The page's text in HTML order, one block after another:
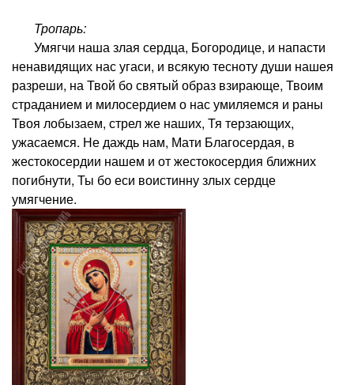
Тропарь:
Умягчи наша злая сердца, Богородице, и напасти
ненавидящих нас угаси, и всякую тесноту души нашея
разреши, на Твой бо святый образ взирающе, Твоим
страданием и милосердием о нас умиляемся и раны
Твоя лобызаем, стрел же наших, Тя терзающих,
ужасаемся. Не даждь нам, Мати Благосердая, в
жестокосердии нашем и от жестокосердия ближних
погибнути, Ты бо еси воистинну злых сердце
умягчение.